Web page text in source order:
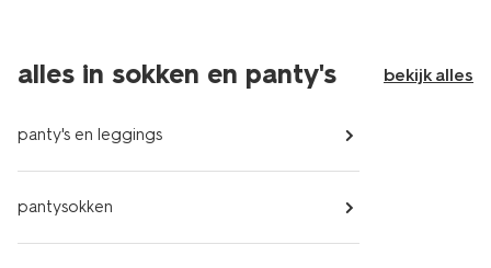
alles in sokken en panty's bekijk alles
panty's en leggings
pantysokken